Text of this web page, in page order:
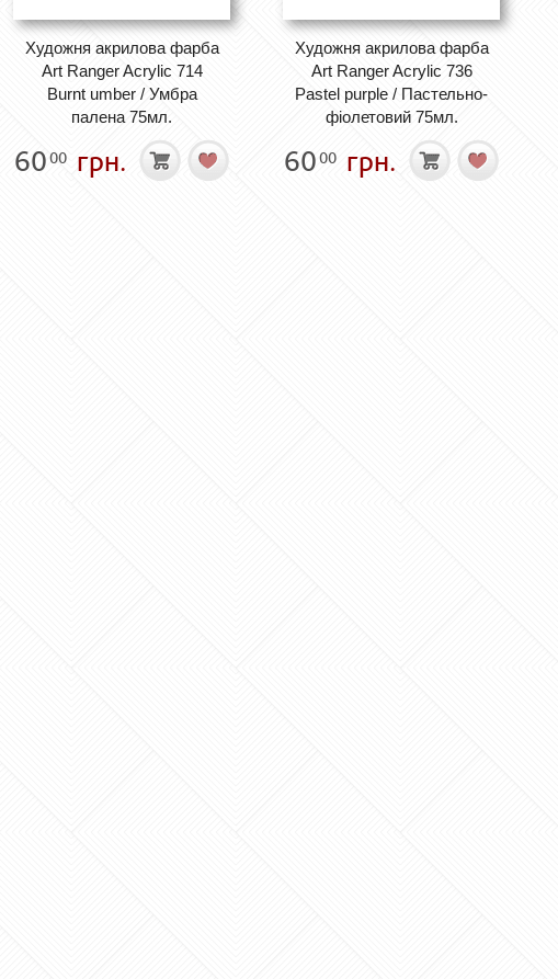
Художня акрилова фарба
Art Ranger Acrylic 714
Burnt umber / Умбра
палена 75мл.
6000 грн.
Художня акрилова фарба
Art Ranger Acrylic 736
Pastel purple / Пастельно-
фіолетовий 75мл.
6000 грн.